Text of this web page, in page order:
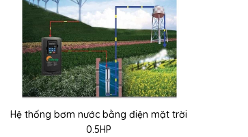
Hệ thống bơm nước bằng điện mặt trời
0.5HP